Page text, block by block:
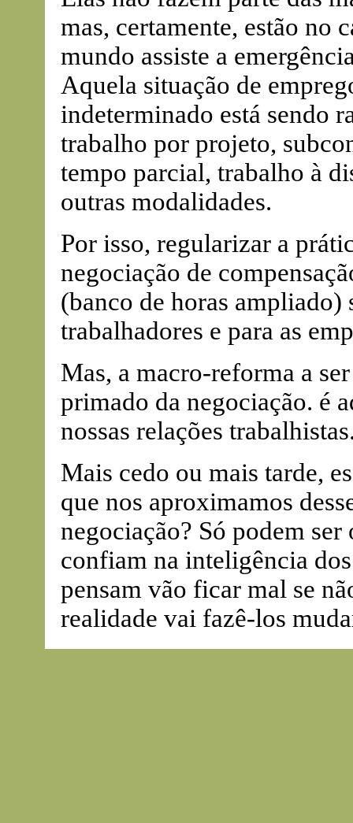
mas, certamente, estão no
mundo assiste a
Aquela situação de
indeterminado está sendo
trabalho por projeto,
tempo parcial, trabalho à
outras modalidades.
Por isso, regularizar a
negociação de
(banco de horas ampliado)
trabalhadores e para as
Mas, a macro-reforma a
primado da negociação. é
nossas relações
Mais cedo ou mais tarde,
que nos aproximamos
negociação? Só podem
confiam na inteligência
pensam vão ficar mal se
realidade vai fazê-los